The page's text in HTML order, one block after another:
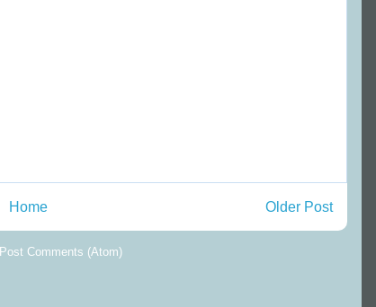
Older Post
Home
Post Comments (Atom)